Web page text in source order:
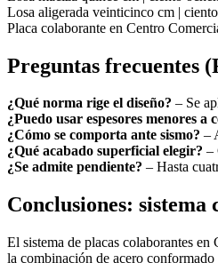
Losa aligerada veinticinco cm |
Placa colaborante en Centro
Preguntas frecuentes
¿Qué norma rige el diseño? – Se
¿Puedo usar espesores menores a
¿Cómo se comporta ante sismo? –
¿Qué acabado superficial elegir? –
¿Se admite pendiente? – Hasta
Conclusiones: sistema
El sistema de placas colaborantes
la combinación de acero